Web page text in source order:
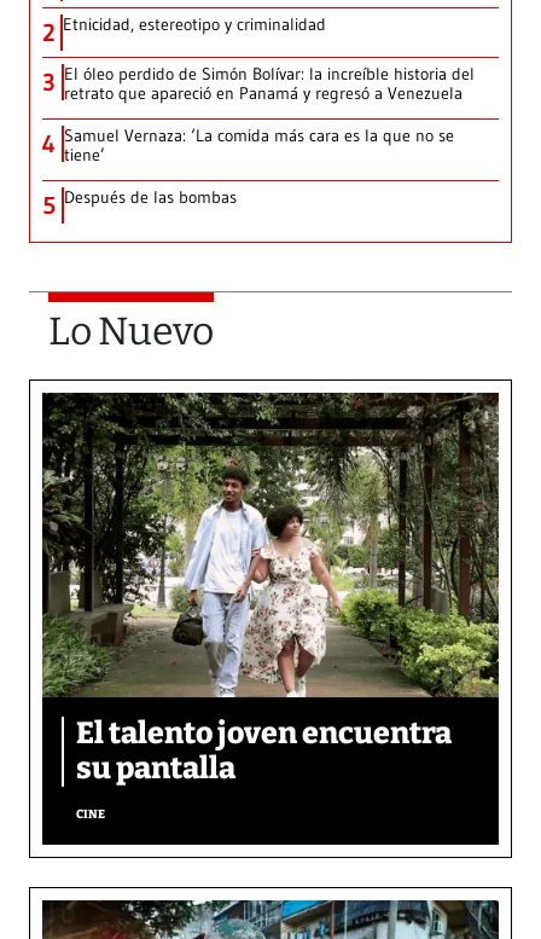
2 Etnicidad, estereotipo y criminalidad
3 El óleo perdido de Simón Bolívar: la increíble historia del
retrato que apareció en Panamá y regresó a Venezuela
4 Samuel Vernaza: ‘La comida más cara es la que no se
tiene’
5 Después de las bombas
Lo Nuevo
El talento joven encuentra
su pantalla​
CINE